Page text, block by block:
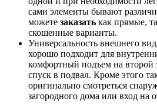
сами элементы бывают
можете заказать как прямые,
скошенные варианты.
Универсальность внешнего
хорошо подходит для
комфортный подъем на второй
спуск в подвал. Кроме этого
оригинально смотреться
загородного дома или вход